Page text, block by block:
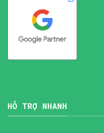
HỖ TRỢ NHANH